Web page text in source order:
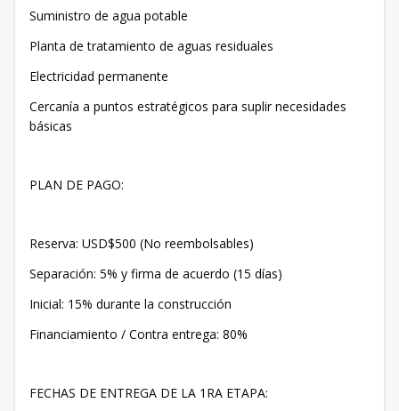
Suministro de agua potable
Planta de tratamiento de aguas residuales
Electricidad permanente
Cercanía a puntos estratégicos para suplir necesidades
básicas
PLAN DE PAGO:
Reserva: USD$500 (No reembolsables)
Separación: 5% y firma de acuerdo (15 días)
Inicial: 15% durante la construcción
Financiamiento / Contra entrega: 80%
FECHAS DE ENTREGA DE LA 1RA ETAPA: